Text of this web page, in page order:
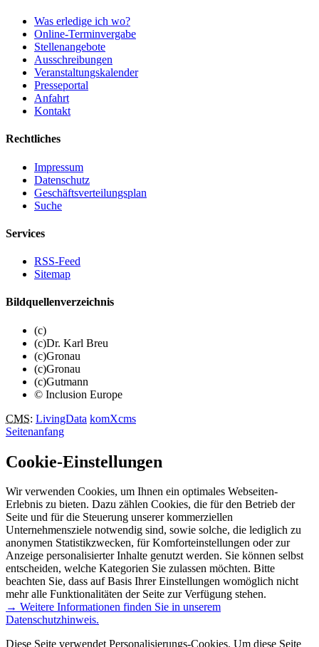
Was erledige ich wo?
Online-Terminvergabe
Stellenangebote
Ausschreibungen
Veranstaltungskalender
Presseportal
Anfahrt
Kontakt
Rechtliches
Impressum
Datenschutz
Geschäftsverteilungsplan
Suche
Services
RSS-Feed
Sitemap
Bildquellenverzeichnis
(c)
(c)Dr. Karl Breu
(c)Gronau
(c)Gronau
(c)Gutmann
© Inclusion Europe
CMS: LivingData komXcms
Seitenanfang
Cookie-Einstellungen
Wir verwenden Cookies, um Ihnen ein optimales Webseiten-
Erlebnis zu bieten. Dazu zählen Cookies, die für den Betrieb der
Seite und für die Steuerung unserer kommerziellen
Unternehmensziele notwendig sind, sowie solche, die lediglich zu
anonymen Statistikzwecken, für Komforteinstellungen oder zur
Anzeige personalisierter Inhalte genutzt werden. Sie können selbst
entscheiden, welche Kategorien Sie zulassen möchten. Bitte
beachten Sie, dass auf Basis Ihrer Einstellungen womöglich nicht
mehr alle Funktionalitäten der Seite zur Verfügung stehen.
→ Weitere Informationen finden Sie in unserem
Datenschutzhinweis.
Diese Seite verwendet Personalisierungs-Cookies. Um diese Seite